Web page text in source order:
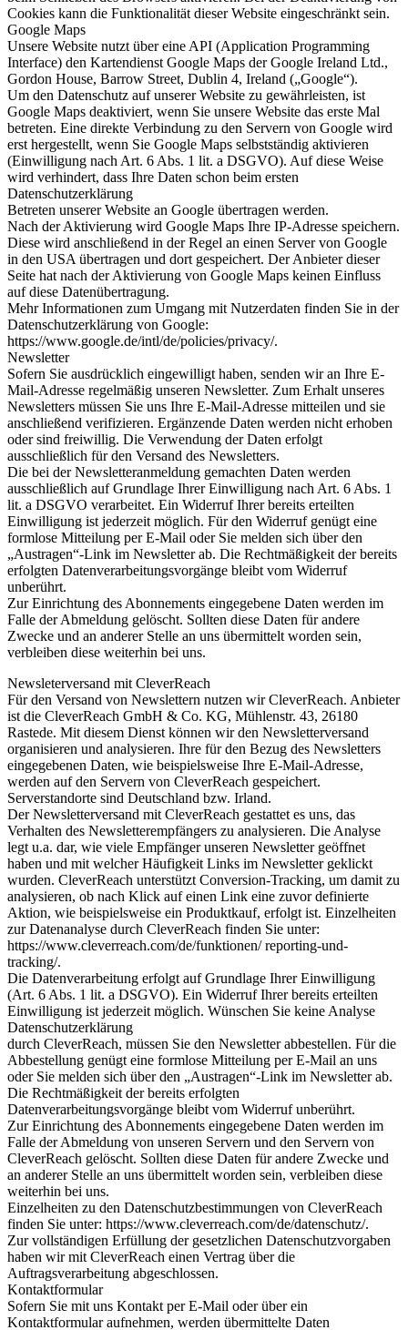
Cookies kann die Funktionalität dieser Website eingeschränkt sein.
Google Maps
Unsere Website nutzt über eine API (Application Programming
Interface) den Kartendienst Google Maps der Google Ireland Ltd.,
Gordon House, Barrow Street, Dublin 4, Ireland („Google“).
Um den Datenschutz auf unserer Website zu gewährleisten, ist
Google Maps deaktiviert, wenn Sie unsere Website das erste Mal
betreten. Eine direkte Verbindung zu den Servern von Google wird
erst hergestellt, wenn Sie Google Maps selbstständig aktivieren
(Einwilligung nach Art. 6 Abs. 1 lit. a DSGVO). Auf diese Weise
wird verhindert, dass Ihre Daten schon beim ersten
Datenschutzerklärung
Betreten unserer Website an Google übertragen werden.
Nach der Aktivierung wird Google Maps Ihre IP-Adresse speichern.
Diese wird anschließend in der Regel an einen Server von Google
in den USA übertragen und dort gespeichert. Der Anbieter dieser
Seite hat nach der Aktivierung von Google Maps keinen Einfluss
auf diese Datenübertragung.
Mehr Informationen zum Umgang mit Nutzerdaten finden Sie in der
Datenschutzerklärung von Google:
https://www.google.de/intl/de/policies/privacy/.
Newsletter
Sofern Sie ausdrücklich eingewilligt haben, senden wir an Ihre E-
Mail-Adresse regelmäßig unseren Newsletter. Zum Erhalt unseres
Newsletters müssen Sie uns Ihre E-Mail-Adresse mitteilen und sie
anschließend verifizieren. Ergänzende Daten werden nicht erhoben
oder sind freiwillig. Die Verwendung der Daten erfolgt
ausschließlich für den Versand des Newsletters.
Die bei der Newsletteranmeldung gemachten Daten werden
ausschließlich auf Grundlage Ihrer Einwilligung nach Art. 6 Abs. 1
lit. a DSGVO verarbeitet. Ein Widerruf Ihrer bereits erteilten
Einwilligung ist jederzeit möglich. Für den Widerruf genügt eine
formlose Mitteilung per E-Mail oder Sie melden sich über den
„Austragen“-Link im Newsletter ab. Die Rechtmäßigkeit der bereits
erfolgten Datenverarbeitungsvorgänge bleibt vom Widerruf
unberührt.
Zur Einrichtung des Abonnements eingegebene Daten werden im
Falle der Abmeldung gelöscht. Sollten diese Daten für andere
Zwecke und an anderer Stelle an uns übermittelt worden sein,
verbleiben diese weiterhin bei uns.
Newsleterversand mit CleverReach
Für den Versand von Newslettern nutzen wir CleverReach. Anbieter
ist die CleverReach GmbH & Co. KG, Mühlenstr. 43, 26180
Rastede. Mit diesem Dienst können wir den Newsletterversand
organisieren und analysieren. Ihre für den Bezug des Newsletters
eingegebenen Daten, wie beispielsweise Ihre E-Mail-Adresse,
werden auf den Servern von CleverReach gespeichert.
Serverstandorte sind Deutschland bzw. Irland.
Der Newsletterversand mit CleverReach gestattet es uns, das
Verhalten des Newsletterempfängers zu analysieren. Die Analyse
legt u.a. dar, wie viele Empfänger unseren Newsletter geöffnet
haben und mit welcher Häufigkeit Links im Newsletter geklickt
wurden. CleverReach unterstützt Conversion-Tracking, um damit zu
analysieren, ob nach Klick auf einen Link eine zuvor definierte
Aktion, wie beispielsweise ein Produktkauf, erfolgt ist. Einzelheiten
zur Datenanalyse durch CleverReach finden Sie unter:
https://www.cleverreach.com/de/funktionen/ reporting-und-
tracking/.
Die Datenverarbeitung erfolgt auf Grundlage Ihrer Einwilligung
(Art. 6 Abs. 1 lit. a DSGVO). Ein Widerruf Ihrer bereits erteilten
Einwilligung ist jederzeit möglich. Wünschen Sie keine Analyse
Datenschutzerklärung
durch CleverReach, müssen Sie den Newsletter abbestellen. Für die
Abbestellung genügt eine formlose Mitteilung per E-Mail an uns
oder Sie melden sich über den „Austragen“-Link im Newsletter ab.
Die Rechtmäßigkeit der bereits erfolgten
Datenverarbeitungsvorgänge bleibt vom Widerruf unberührt.
Zur Einrichtung des Abonnements eingegebene Daten werden im
Falle der Abmeldung von unseren Servern und den Servern von
CleverReach gelöscht. Sollten diese Daten für andere Zwecke und
an anderer Stelle an uns übermittelt worden sein, verbleiben diese
weiterhin bei uns.
Einzelheiten zu den Datenschutzbestimmungen von CleverReach
finden Sie unter: https://www.cleverreach.com/de/datenschutz/.
Zur vollständigen Erfüllung der gesetzlichen Datenschutzvorgaben
haben wir mit CleverReach einen Vertrag über die
Auftragsverarbeitung abgeschlossen.
Kontaktformular
Sofern Sie mit uns Kontakt per E-Mail oder über ein
Kontaktformular aufnehmen, werden übermittelte Daten